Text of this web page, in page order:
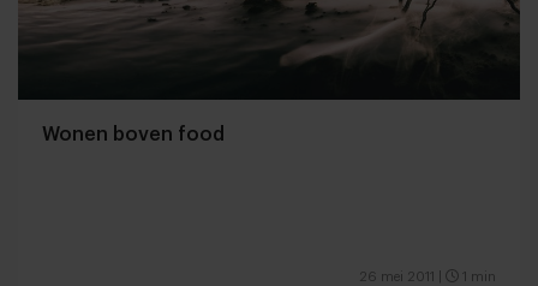
Wonen boven food
26 mei 2011 1 min